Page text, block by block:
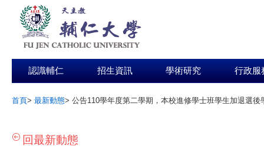
認識輔仁 招生資訊 學術研究 行政服
首頁> 最新動態> 公告110學年度第二學期，本校進修學士班學生加退選
回最新動態